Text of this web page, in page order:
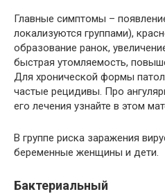
Главные симптомы –
локализуются группами),
образование ранок,
быстрая утомляемость,
Для хронической формы
частые рецидивы. Про
его лечения узнайте в этом
В группе риска заражения
беременные женщины и дети.
Бактериальный